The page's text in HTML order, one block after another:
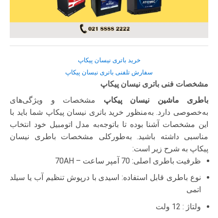
خرید باتری نیسان پیکاپ
سفارش تلفنی باتری نیسان پیکاپ
مشخصات فنی باتری نیسان پیکاپ
باطری ماشین نیسان پیکاپ مشخصات و ویژگی‌های
به‌خصوصی دارد. به‌منظور خرید باتری نیسان پیکاپ شما باید با
این مشخصات آشنا بوده تا با‌توجه‌به مدل اتومبیل خود انتخاب
مناسبی داشته باشید. به‌طورکلی مشخصات باطری نیسان
پیکاپ به شرح زیر است:
ظرفیت باطری اصلی: 70 آمپر ساعت – 70AH
نوع باطری قابل استفاده: اسیدی با درپوش تنظیم آب یا سیلد
اتمی
ولتاژ : 12 ولت